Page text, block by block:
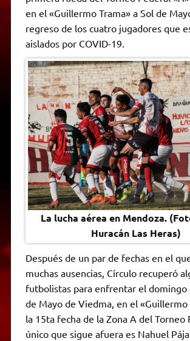
p
p
a
m
e
r
o
k
n
g
e
n
k
F
r
i
d
l
y
en el «Guillermo Trama» a Sol de
regreso de los cuatro jugadores que
aislados por COVID-19.
La lucha aérea en Mendoza.
Huracán Las Heras)
Después de un par de fechas en el
muchas ausencias, Círculo recuperó
futbolistas para enfrentar el domingo
de Mayo de Viedma, en el «Guillermo
la 15ta fecha de la Zona A del Torneo
único que sigue afuera es Nahuel